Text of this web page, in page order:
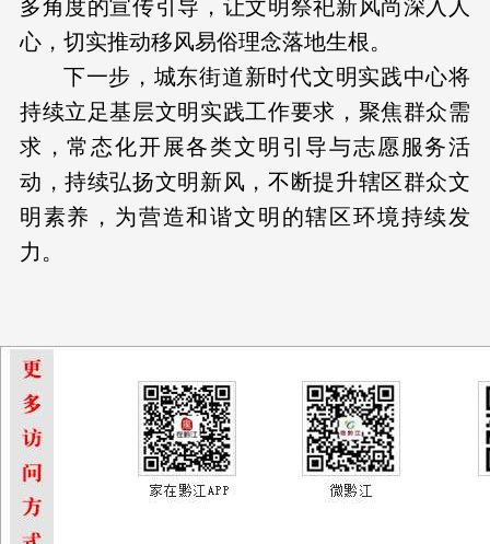
多角度的宣传引导，让文明祭祀新风尚深入人
心，切实推动移风易俗理念落地生根。
下一步，城东街道新时代文明实践中心将
持续立足基层文明实践工作要求，聚焦群众需
求，常态化开展各类文明引导与志愿服务活
动，持续弘扬文明新风，不断提升辖区群众文
明素养，为营造和谐文明的辖区环境持续发
力。